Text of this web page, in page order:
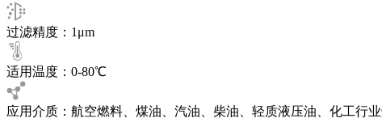
过滤精度：1μm
适用温度：0-80℃
应用介质：航空燃料、煤油、汽油、柴油、轻质液压油、化工行